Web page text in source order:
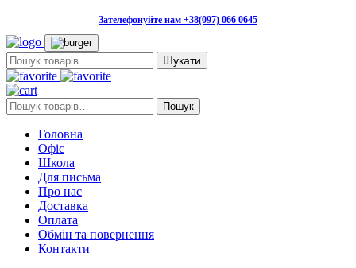
Зателефонуйте нам +38(097) 066 0645
Пошук:
Пошук: Пошук
Головна
Офіс
Школа
Для письма
Про нас
Доставка
Оплата
Обмін та повернення
Контакти